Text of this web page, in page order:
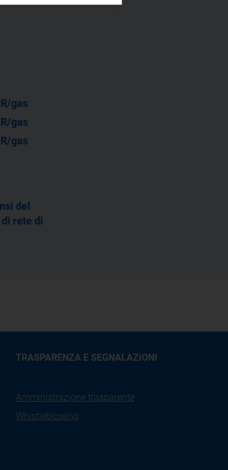
gas
gas
gas
del
rete di
TRASPARENZA E SEGNALAZIONI
Amministrazione trasparente
Whistleblowing